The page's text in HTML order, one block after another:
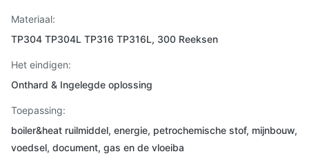
Materiaal:
TP304 TP304L TP316 TP316L, 300 Reeksen
Het eindigen:
Onthard & Ingelegde oplossing
Toepassing:
boiler&heat ruilmiddel, energie, petrochemische stof, mijnbouw,
voedsel, document, gas en de vloeiba